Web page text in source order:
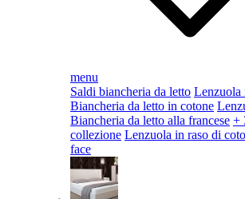
menu
Saldi biancheria da letto Lenzuola
Biancheria da letto in cotone
Biancheria da letto alla francese +
collezione Lenzuola in raso di
face